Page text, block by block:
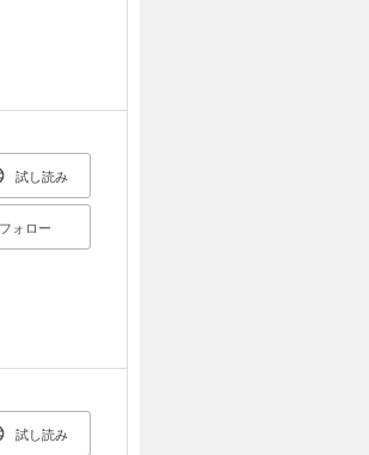
試し読み
フォロー
試し読み